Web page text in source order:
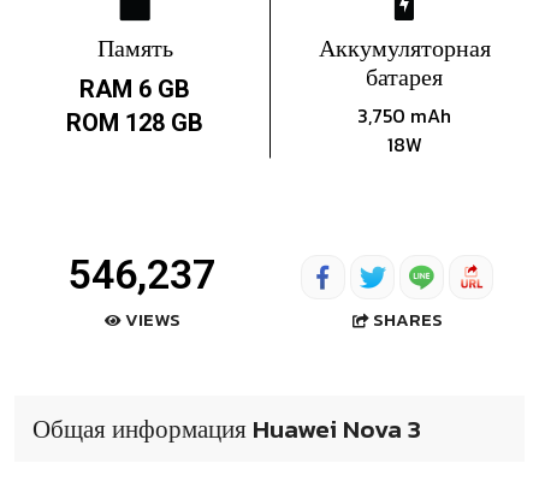
Память
RAM 6 GB
ROM 128 GB
Аккумуляторная
батарея
3,750 mAh
18W
546,237
VIEWS SHARES
Общая информация Huawei Nova 3